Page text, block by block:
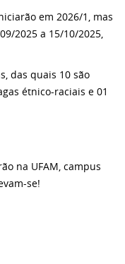
em 2026/1, mas
2025 a 15/10/2025,
das quais 10 são
étnico-raciais e 01
na UFAM, campus
se!